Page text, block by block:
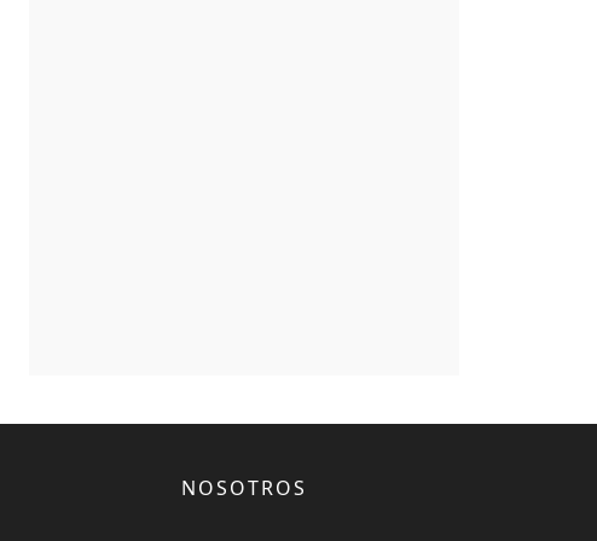
NOSOTROS